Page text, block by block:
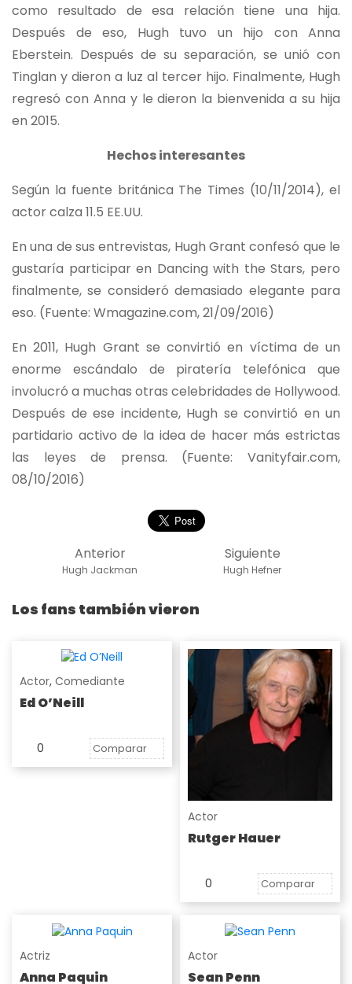
como resultado de esa relación tiene una hija.
Después de eso, Hugh tuvo un hijo con Anna
Eberstein. Después de su separación, se unió con
Tinglan y dieron a luz al tercer hijo. Finalmente, Hugh
regresó con Anna y le dieron la bienvenida a su hija
en 2015.
Hechos interesantes
Según la fuente británica The Times (10/11/2014), el
actor calza 11.5 EE.UU.
En una de sus entrevistas, Hugh Grant confesó que le
gustaría participar en Dancing with the Stars, pero
finalmente, se consideró demasiado elegante para
eso. (Fuente: Wmagazine.com, 21/09/2016)
En 2011, Hugh Grant se convirtió en víctima de un
enorme escándalo de piratería telefónica que
involucró a muchas otras celebridades de Hollywood.
Después de ese incidente, Hugh se convirtió en un
partidario activo de la idea de hacer más estrictas
las leyes de prensa. (Fuente: Vanityfair.com,
08/10/2016)
Siguiente
Hugh Hefner
Anterior
Hugh Jackman
Los fans también vieron
Actor, Comediante
Ed O’Neill
0 Comparar
Actor
Rutger Hauer
0 Comparar
Actriz
Anna Paquin
Actor
Sean Penn